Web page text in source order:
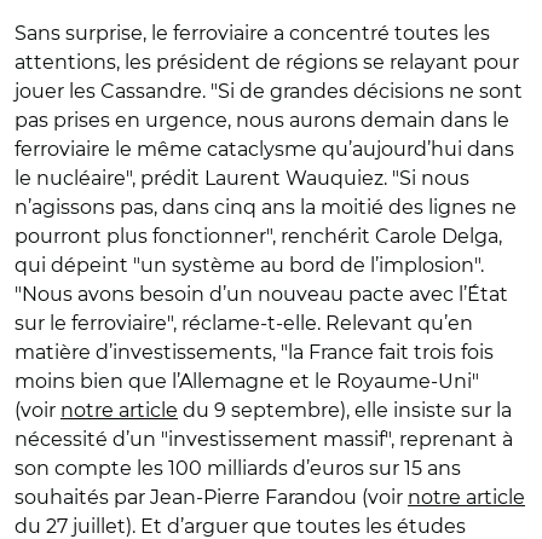
Sans surprise, le ferroviaire a concentré toutes les
attentions, les président de régions se relayant pour
jouer les Cassandre. "Si de grandes décisions ne sont
pas prises en urgence, nous aurons demain dans le
ferroviaire le même cataclysme qu’aujourd’hui dans
le nucléaire", prédit Laurent Wauquiez. "Si nous
n’agissons pas, dans cinq ans la moitié des lignes ne
pourront plus fonctionner", renchérit Carole Delga,
qui dépeint "un système au bord de l’implosion".
"Nous avons besoin d’un nouveau pacte avec l’État
sur le ferroviaire", réclame-t-elle. Relevant qu’en
matière d’investissements, "la France fait trois fois
moins bien que l’Allemagne et le Royaume-Uni"
(voir notre article du 9 septembre), elle insiste sur la
nécessité d’un "investissement massif", reprenant à
son compte les 100 milliards d’euros sur 15 ans
souhaités par Jean-Pierre Farandou (voir notre article
du 27 juillet). Et d’arguer que toutes les études